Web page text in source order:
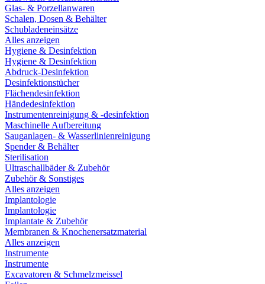
Glas- & Porzellanwaren
Schalen, Dosen & Behälter
Schubladeneinsätze
Alles anzeigen
Hygiene & Desinfektion
Hygiene & Desinfektion
Abdruck-Desinfektion
Desinfektionstücher
Flächendesinfektion
Händedesinfektion
Instrumentenreinigung & -desinfektion
Maschinelle Aufbereitung
Sauganlagen- & Wasserlinienreinigung
Spender & Behälter
Sterilisation
Ultraschallbäder & Zubehör
Zubehör & Sonstiges
Alles anzeigen
Implantologie
Implantologie
Implantate & Zubehör
Membranen & Knochenersatzmaterial
Alles anzeigen
Instrumente
Instrumente
Excavatoren & Schmelzmeissel